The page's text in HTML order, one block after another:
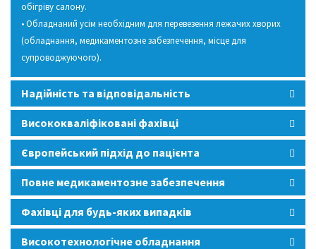
обігріву салону.
• Обладнаний усім необхідним для перевезення лежачих хворих
(обладнання, медикаментозне забезпечення, місце для
супроводжуючого).
Надійність та відповідальність
Висококваліфіковані фахівці
Європейський підхід до пацієнта
Повне медикаментозне забезпечення
Фахівці для будь-яких випадків
Високотехнологічне обладнання